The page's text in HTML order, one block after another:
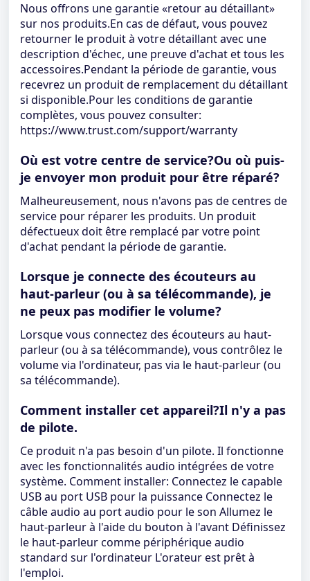
Nous offrons une garantie «retour au détaillant»
sur nos produits.En cas de défaut, vous pouvez
retourner le produit à votre détaillant avec une
description d'échec, une preuve d'achat et tous les
accessoires.Pendant la période de garantie, vous
recevrez un produit de remplacement du détaillant
si disponible.Pour les conditions de garantie
complètes, vous pouvez consulter:
https://www.trust.com/support/warranty
Où est votre centre de service?Ou où puis-
je envoyer mon produit pour être réparé?
Malheureusement, nous n'avons pas de centres de
service pour réparer les produits. Un produit
défectueux doit être remplacé par votre point
d'achat pendant la période de garantie.
Lorsque je connecte des écouteurs au
haut-parleur (ou à sa télécommande), je
ne peux pas modifier le volume?
Lorsque vous connectez des écouteurs au haut-
parleur (ou à sa télécommande), vous contrôlez le
volume via l'ordinateur, pas via le haut-parleur (ou
sa télécommande).
Comment installer cet appareil?Il n'y a pas
de pilote.
Ce produit n'a pas besoin d'un pilote. Il fonctionne
avec les fonctionnalités audio intégrées de votre
système. Comment installer: Connectez le capable
USB au port USB pour la puissance Connectez le
câble audio au port audio pour le son Allumez le
haut-parleur à l'aide du bouton à l'avant Définissez
le haut-parleur comme périphérique audio
standard sur l'ordinateur L'orateur est prêt à
l'emploi.